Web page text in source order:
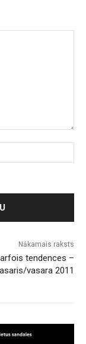
Nākamais raksts
tendences –
vasara 2011